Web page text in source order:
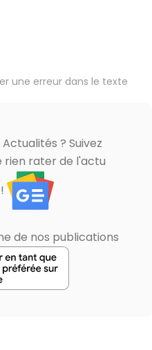
une erreur dans le texte
? Suivez
rien rater de l'actu
de nos publications